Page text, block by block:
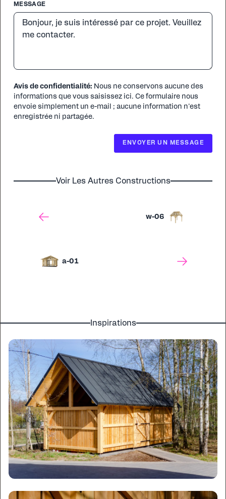
MESSAGE
Avis de confidentialité: Nous ne conservons aucune des
informations que vous saisissez ici. Ce formulaire nous
envoie simplement un e-mail ; aucune information n'est
enregistrée ni partagée.
ENVOYER UN MESSAGE
Voir Les Autres Constructions
w-06
a-01
Inspirations